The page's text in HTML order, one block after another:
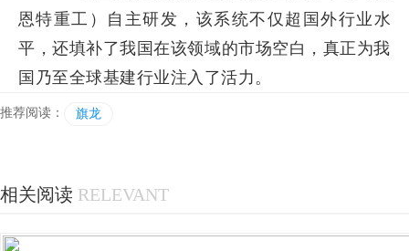
恩特重工）自主研发，该系统不仅 超国外行业水
平，还填补了我国在该领域的市场空白，真正为我
国乃至全球基建行业注入了活力。
推荐阅读： 旗龙
相关阅读 RELEVANT